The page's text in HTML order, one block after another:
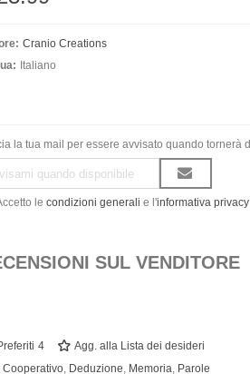
Cranio Creations
Italiano
la tua mail per essere avvisato quando tornerà
le condizioni generali e l'informativa privacy
SUL VENDITORE
4
Agg. alla Lista dei desideri
Cooperativo, Deduzione, Memoria, Parole